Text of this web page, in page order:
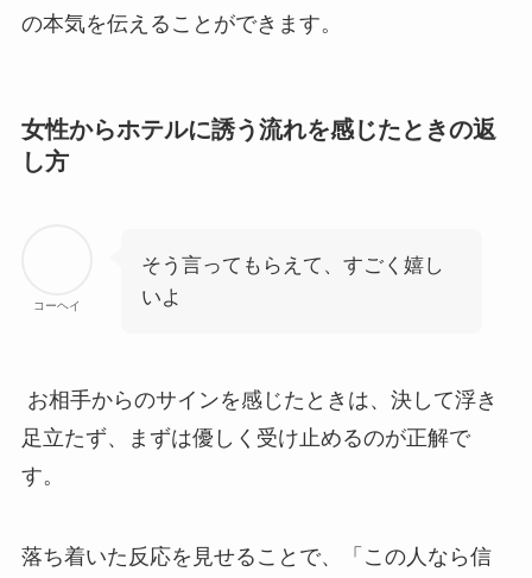
の本気を伝えることができます。
女性からホテルに誘う流れを感じたときの返
し方
コーヘイ
そう言ってもらえて、すごく嬉し
いよ
お相手からのサインを感じたときは、決して浮き
足立たず、まずは優しく受け止めるのが正解で
す。
落ち着いた反応を見せることで、「この人なら信